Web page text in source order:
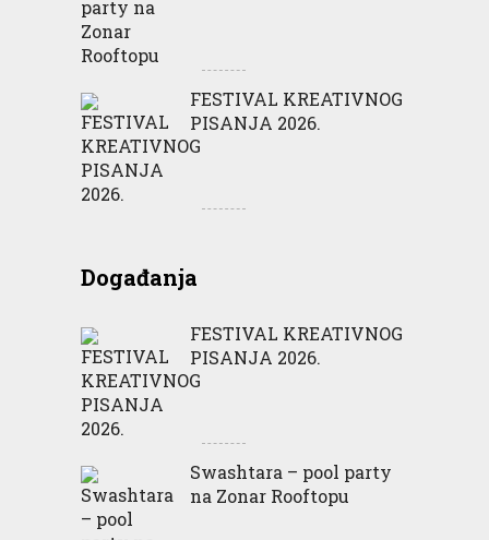
FESTIVAL KREATIVNOG
PISANJA 2026.
Događanja
FESTIVAL KREATIVNOG
PISANJA 2026.
Swashtara – pool party
na Zonar Rooftopu